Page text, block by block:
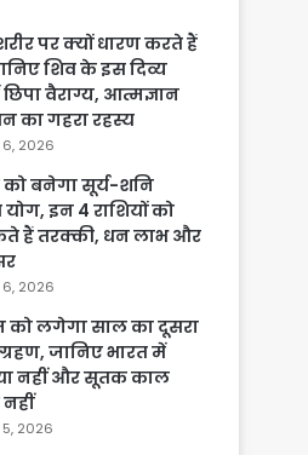
पर क्यों धारण करते हैं
शिव के इस दिव्य
वैराग्य, आत्मज्ञान
का गहरा रहस्य
2026
बनेगा सूर्य-शनि
इन 4 राशियों को
हैं तरक्की, धन लाभ और
2026
को लगेगा साल का दूसरा
ग्रहण, जानिए भारत में
नहीं और सूतक काल
नहीं
2026